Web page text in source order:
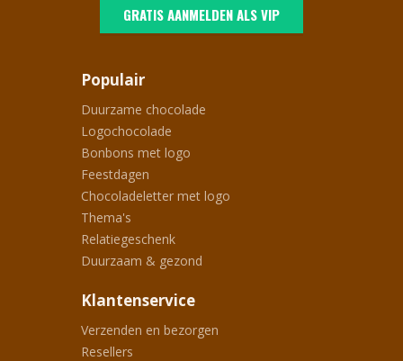
GRATIS AANMELDEN ALS VIP
Populair
Duurzame chocolade
Logochocolade
Bonbons met logo
Feestdagen
Chocoladeletter met logo
Thema's
Relatiegeschenk
Duurzaam & gezond
Klantenservice
Verzenden en bezorgen
Resellers